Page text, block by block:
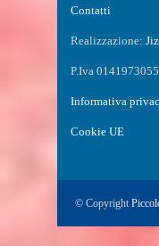
Contatti
Realizzazione:
P.Iva
Informativa
Cookie UE
© Copyright